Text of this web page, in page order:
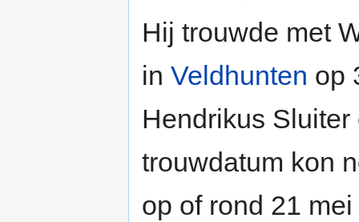
Hij trouwde met
in Veldhunten op
Hendrikus
trouwdatum kon
op of rond 21 mei